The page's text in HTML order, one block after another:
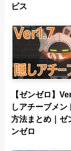
ピス
【ゼンゼロ】
しアチーブメン
方法まとめ｜ゼ
ンゼロ